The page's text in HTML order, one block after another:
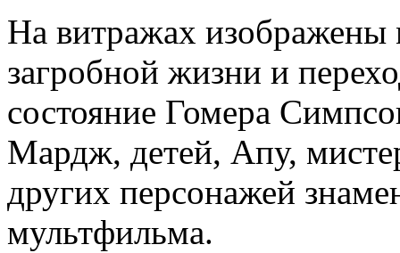
На витражах
загробной жизни и
состояние Гомера
Мардж, детей, Апу,
других персонажей
мультфильма.